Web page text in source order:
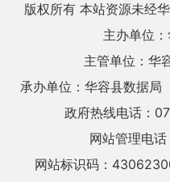
版权所有 本站资源未经
主办单位
主管单位：华
承办单位：华容县数据局
政府热线电话：
网站管理电
网站标识码：